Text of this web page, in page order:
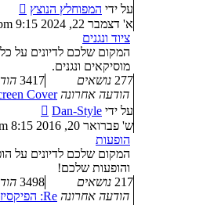
על ידי המפוחלץ הנוצץ
א' דצמבר 22, 2024 9:15 pm
ציוד ונגנים
המקום שלכם לדיונים על כלי
מוסיקאים ונגנים.
277 נושאים 3417
הודעה אחרונה Cover
על ידי Dan-Style
בהודעה
ש' פברואר 20, 2016 8:15 pm
הופעות
המקום שלכם לדיונים על
והופעות שלכם!
217 נושאים 3498
הודעה אחרונה Re: הפיקסיז ביטלו את ההופעה ש…